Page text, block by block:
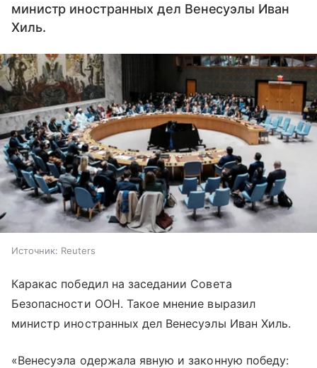
министр иностранных дел Венесуэлы Иван
Хиль.
Источник: Reuters
Каракас победил на заседании Совета
Безопасности ООН. Такое мнение выразил
министр иностранных дел Венесуэлы Иван Хиль.
«Венесуэла одержала явную и законную победу: